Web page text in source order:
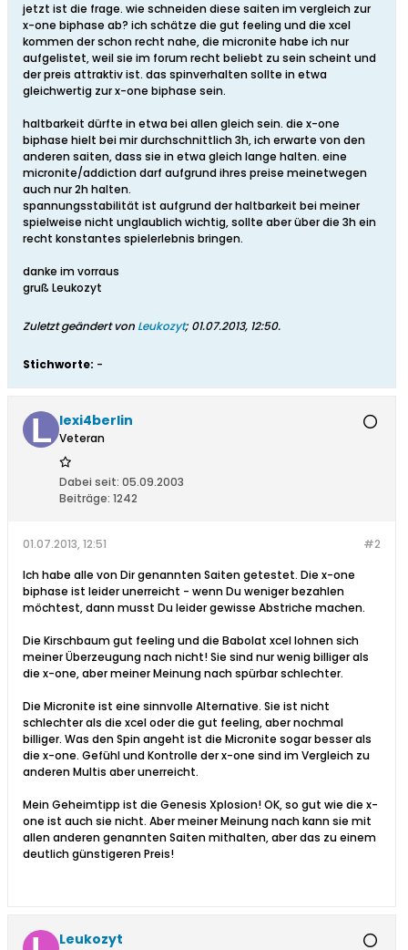
jetzt ist die frage. wie schneiden diese saiten im vergleich zur
x-one biphase ab? ich schätze die gut feeling und die xcel
kommen der schon recht nahe, die micronite habe ich nur
aufgelistet, weil sie im forum recht beliebt zu sein scheint und
der preis attraktiv ist. das spinverhalten sollte in etwa
gleichwertig zur x-one biphase sein.
haltbarkeit dürfte in etwa bei allen gleich sein. die x-one
biphase hielt bei mir durchschnittlich 3h, ich erwarte von den
anderen saiten, dass sie in etwa gleich lange halten. eine
micronite/addiction darf aufgrund ihres preise meinetwegen
auch nur 2h halten.
spannungsstabilität ist aufgrund der haltbarkeit bei meiner
spielweise nicht unglaublich wichtig, sollte aber über die 3h ein
recht konstantes spielerlebnis bringen.
danke im vorraus
gruß Leukozyt
Zuletzt geändert von Leukozyt; 01.07.2013, 12:50.
Stichworte: -
lexi4berlin
Veteran
Dabei seit: 05.09.2003
Beiträge: 1242
#2
01.07.2013, 12:51
Ich habe alle von Dir genannten Saiten getestet. Die x-one
biphase ist leider unerreicht - wenn Du weniger bezahlen
möchtest, dann musst Du leider gewisse Abstriche machen.
Die Kirschbaum gut feeling und die Babolat xcel lohnen sich
meiner Überzeugung nach nicht! Sie sind nur wenig billiger als
die x-one, aber meiner Meinung nach spürbar schlechter.
Die Micronite ist eine sinnvolle Alternative. Sie ist nicht
schlechter als die xcel oder die gut feeling, aber nochmal
billiger. Was den Spin angeht ist die Micronite sogar besser als
die x-one. Gefühl und Kontrolle der x-one sind im Vergleich zu
anderen Multis aber unerreicht.
Mein Geheimtipp ist die Genesis Xplosion! OK, so gut wie die x-
one ist auch sie nicht. Aber meiner Meinung nach kann sie mit
allen anderen genannten Saiten mithalten, aber das zu einem
deutlich günstigeren Preis!
Leukozyt